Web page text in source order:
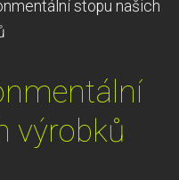
stopu našich
výrobků